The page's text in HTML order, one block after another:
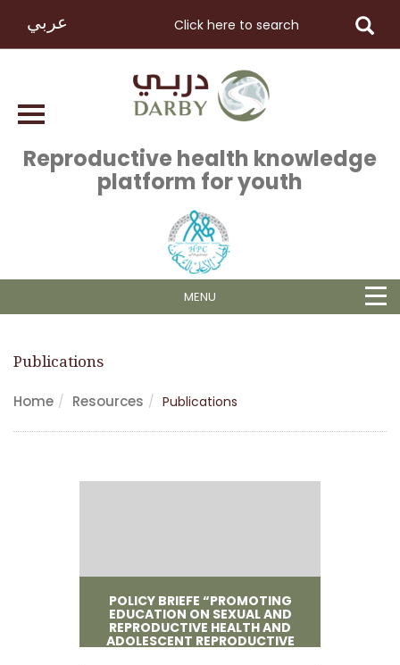
عربي
Reproductive health knowledge
platform for youth
MENU
Publications
Home Resources Publications
POLICY BRIEFE “PROMOTING
EDUCATION ON SEXUAL AND
REPRODUCTIVE HEALTH AND
ADOLESCENT REPRODUCTIVE